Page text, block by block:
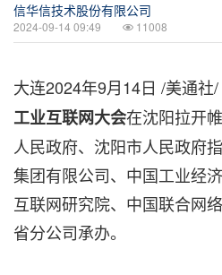
信华信技术股份有限公司
2024-09-14 09:49 11008
大连2024年9月14日 /美通社/
工业互联网大会在沈阳拉开
人民政府、沈阳市人民政府
集团有限公司、中国工业经
互联网研究院、中国联合网
省分公司承办。